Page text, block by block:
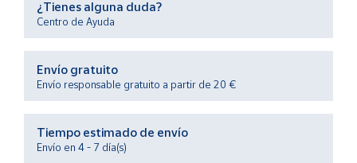
Productos
Solidarios
Ayuda
Centro
de ayuda
Contacto
¿Tienes alguna duda?
Centro de Ayuda
Envío gratuito
Envío responsable gratuito a partir de 20 €
Tiempo estimado de envío
Envío en 4 - 7 día(s)